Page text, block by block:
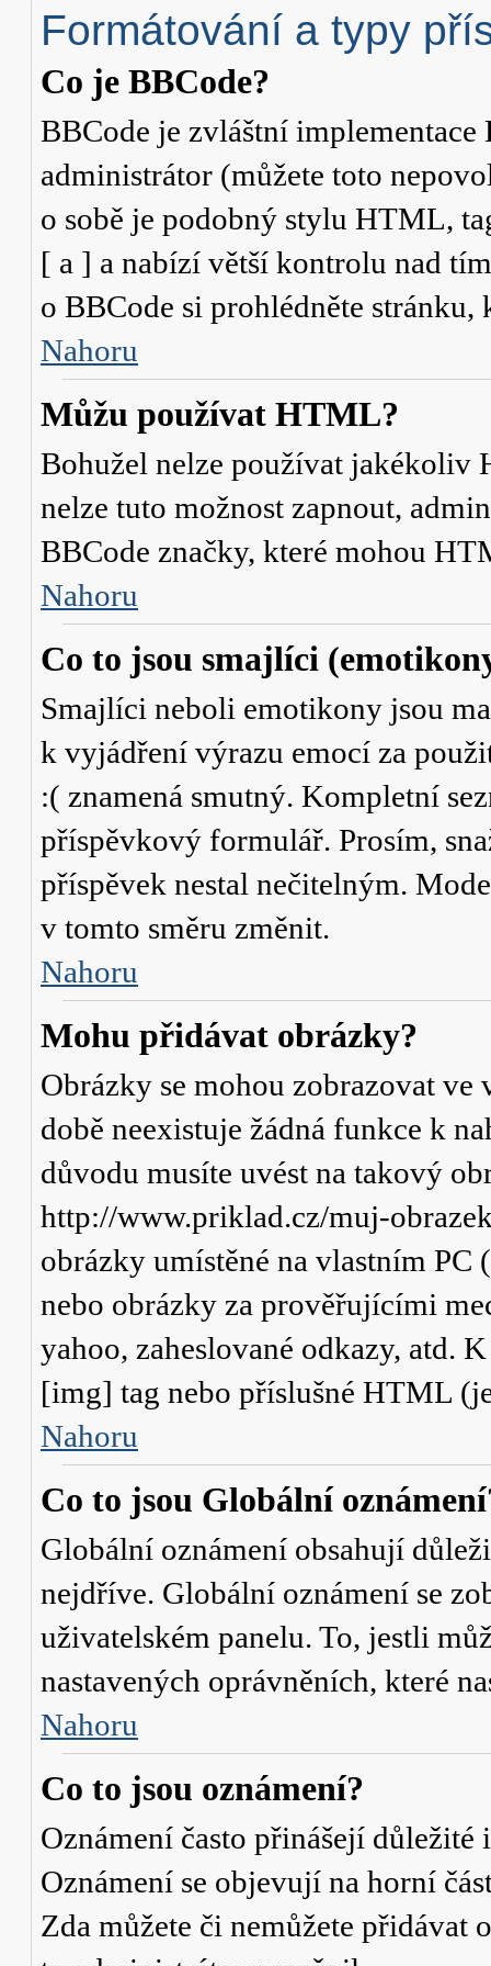
Formátování a typy
Co je BBCode?
BBCode je zvláštní
administrátor (můžete toto
o sobě je podobný stylu HTML,
[ a ] a nabízí větší kontrolu nad
o BBCode si prohlédněte
Nahoru
Můžu používat HTML?
Bohužel nelze používat jakékoliv
nelze tuto možnost zapnout,
BBCode značky, které mohou
Nahoru
Co to jsou smajlíci
Smajlíci neboli emotikony jsou
k vyjádření výrazu emocí za
:( znamená smutný. Kompletní
příspěvkový formulář. Prosím,
příspěvek nestal nečitelným.
v tomto směru změnit.
Nahoru
Mohu přidávat obrázky?
Obrázky se mohou zobrazovat
době neexistuje žádná funkce k
důvodu musíte uvést na takový
http://www.priklad.cz/muj-
obrázky umístěné na vlastním PC
nebo obrázky za prověřujícími
yahoo, zaheslované odkazy, atd.
[img] tag nebo příslušné HTML
Nahoru
Co to jsou Globální
Globální oznámení obsahují
nejdříve. Globální oznámení se
uživatelském panelu. To, jestli
nastavených oprávněních, které
Nahoru
Co to jsou oznámení?
Oznámení často přinášejí
Oznámení se objevují na horní
Zda můžete či nemůžete přidávat